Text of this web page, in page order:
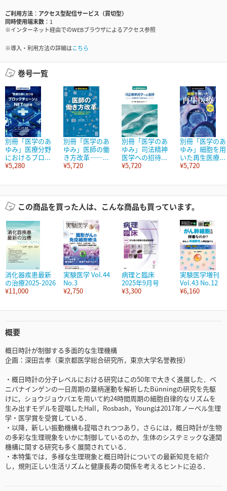
ご利用方法
アクセス型配信サービス（買切型）
同時使用端末数
1
※インターネット経由でのWEBブラウザによるアクセス参照
※導入・利用方法の詳細はこちら
巻号一覧
別冊「医学のあ
ゆみ」医療分野
におけるブロ...
¥5,280
別冊「医学のあ
ゆみ」医師の働
き方改革――...
¥5,720
別冊「医学のあ
ゆみ」司法精神
医学への招待...
¥5,720
別冊「医学のあ
ゆみ」細胞を用
いた再生医療...
¥5,720
この商品を買った人は、こんな商品も買っています。
消化器疾患最新
の治療2025-2026
¥11,000
実験医学 Vol.44
No.3
¥2,750
病理と臨床
2025年9月号
¥3,300
実験医学増刊
Vol.43 No.12
¥6,160
概要
概日時計が制御する多面的な生理機構
企画：深田吉孝（東京都医学総合研究所，東京大学名誉教授）
・概日時計の分子レベルにおける研究はこの50年で大きく進展した．ベ
ニバナインゲンの一日周期の葉柄運動を解析したBünningの研究を先駆
けに，ショウジョウバエを用いて約24時間周期の細胞自律的なリズムを
生み出すモデルを提唱したHall，Rosbash，Youngは2017年ノーベル生理
学・医学賞を受賞している．
・以降，新しい振動機構も提唱されつつあり，さらには，概日時計が生物
の多彩な生理現象をいかに制御しているのか，生体のシステミックな連関
機構に関する研究も多く展開されている．
・本特集では，多様な生理現象と概日時計についての最新知見を紹介
し，規則正しい生活リズムと健康長寿の関係を考えるヒントに迫る．